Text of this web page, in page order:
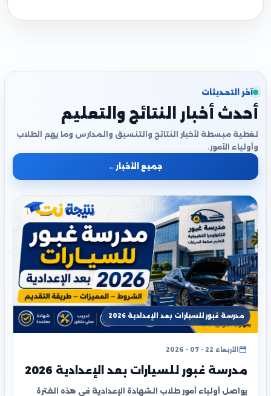
آخر التحديثات
أحدث أخبار النتائج والتعليم
تغطية مبسطة لأخبار النتائج والتنسيق والمدارس وما يهم الطلاب
وأولياء الأمور.
جميع الأخبار ←
مدرسة غبور للسيارات بعد الإعدادية 2026
الأربعاء 22 - 07 - 2026
مدرسة غبور للسيارات بعد الإعدادية 2026
يواصل أولياء أمور طلاب الشهادة الإعدادية في هذه الفترة